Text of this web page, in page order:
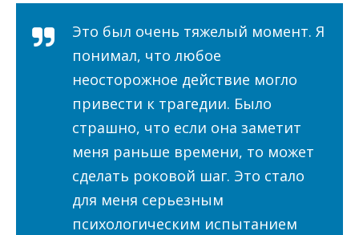
Это был очень тяжелый момент. Я
понимал, что любое
неосторожное действие могло
привести к трагедии. Было
страшно, что если она заметит
меня раньше времени, то может
сделать роковой шаг. Это стало
для меня серьезным
психологическим испытанием